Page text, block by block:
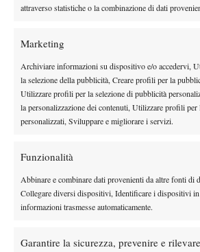
attraverso statistiche o la combinazione di dati
Marketing
Archiviare informazioni su dispositivo e/o accedervi,
la selezione della pubblicità, Creare profili per la
Utilizzare profili per la selezione di pubblicità
la personalizzazione dei contenuti, Utilizzare profili per
personalizzati, Sviluppare e migliorare i servizi.
Funzionalità
Abbinare e combinare dati provenienti da altre fonti di
Collegare diversi dispositivi, Identificare i dispositivi in
informazioni trasmesse automaticamente.
Garantire la sicurezza, prevenire e
Instagram